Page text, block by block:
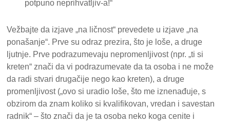
potpuno neprihvatljiv-a!“
Vežbajte da izjave „na ličnost“ prevedete u izjave „na
ponašanje“. Prve su odraz prezira, što je loše, a druge
ljutnje. Prve podrazumevaju nepromenljivost (npr. „ti si
kreten“ znači da vi podrazumevate da ta osoba i ne može
da radi stvari drugačije nego kao kreten), a druge
promenljivost („ovo si uradio loše, što me iznenađuje, s
obzirom da znam koliko si kvalifikovan, vredan i savestan
radnik“ – što znači da je ta osoba neko koga cenite i